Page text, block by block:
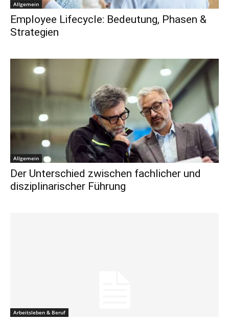
Allgemein
Employee Lifecycle: Bedeutung, Phasen &
Strategien
Allgemein
Der Unterschied zwischen fachlicher und
disziplinarischer Führung
Arbeitsleben & Beruf